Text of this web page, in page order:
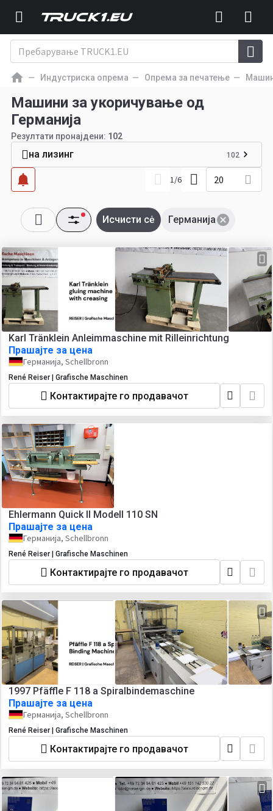
Индустриска опрема Опрема за печатење
Машини за укоричување од
Германија
Резултати пронајдени: 102
на лизинг 102
1/6 20
Германија
Исчисти сė
Karl Tränklein Anleimmaschine mit Rilleinrichtung
Прашајте за цена
Германија, Schellbronn
René Reiser | Grafische Maschinen
Контактирајте го продавачот
Ehlermann Quick II Modell 110 SN
Прашајте за цена
Германија, Schellbronn
René Reiser | Grafische Maschinen
Контактирајте го продавачот
1997 Pfäffle F 118 a Spiralbindemaschine
Прашајте за цена
Германија, Schellbronn
René Reiser | Grafische Maschinen
Контактирајте го продавачот